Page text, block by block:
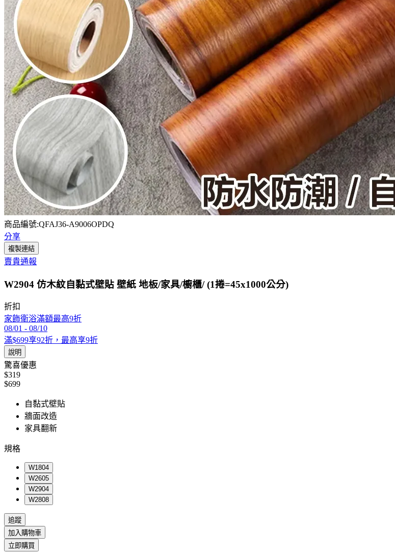
商品編號:QFAJ36-A9006OPDQ
分享
複製連結
賣貴通報
W2904 仿木紋自黏式壁貼 壁紙 地板/家具/櫥櫃/ (1捲=45x1000公分)
折扣
家飾衛浴滿額最高9折
08/01 - 08/10
滿$699享92折，最高享9折
說明
驚喜優惠
$319
$699
自黏式壁貼
牆面改造
家具翻新
規格
W1804
W2605
W2904
W2808
追蹤
加入購物車
立即購買